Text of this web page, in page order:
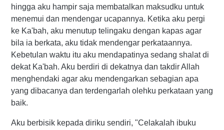
hingga aku hampir saja membatalkan maksudku untuk
menemui dan mendengar ucapannya. Ketika aku pergi
ke Ka'bah, aku menutup telingaku dengan kapas agar
bila ia berkata, aku tidak mendengar perkataannya.
Kebetulan waktu itu aku mendapatinya sedang shalat di
dekat Ka'bah. Aku berdiri di dekatnya dan takdir Allah
menghendaki agar aku mendengarkan sebagian apa
yang dibacanya dan terdengarlah olehku perkataan yang
baik.
Aku berbisik kepada diriku sendiri, "Celakalah ibuku